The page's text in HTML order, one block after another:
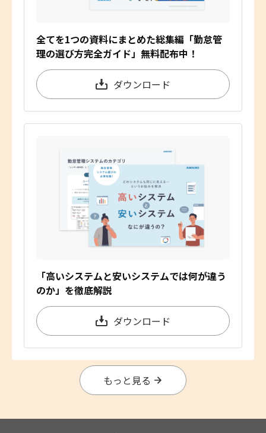
全てを1つの資料にまとめた総集編「勤怠管
理の選び方完全ガイド」無料配布中！
ダウンロード
「高いシステムと安いシステムでは何が違う
のか」を徹底解説
ダウンロード
もっと見る